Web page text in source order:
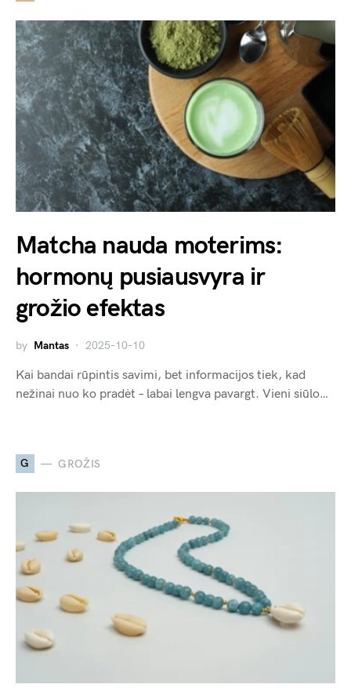
Matcha nauda moterims:
hormonų pusiausvyra ir
grožio efektas
by Mantas 2025-10-10
Kai bandai rūpintis savimi, bet informacijos tiek, kad
nežinai nuo ko pradėt – labai lengva pavargt. Vieni siūlo…
G GROŽIS